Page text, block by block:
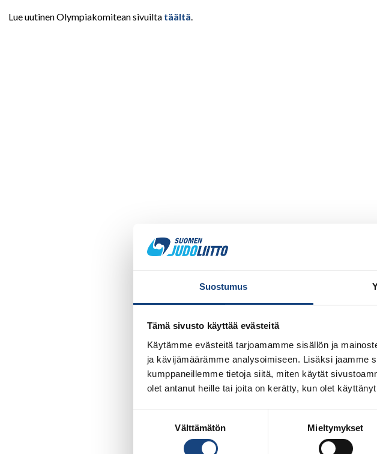
Suostumus
Tämä sivusto käyttää evästeitä
Käytämme evästeitä tarjoamamme sisällön ja
ja kävijämäärämme analysoimiseen. Lisäksi jaamme
kumppaneillemme tietoja siitä, miten käytät
olet antanut heille tai joita on kerätty, kun olet
Välttämätön Mieltymykset
Lue uutinen Olympiakomitean sivuilta täältä